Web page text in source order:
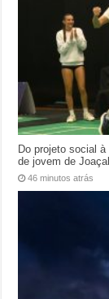
Do projeto social
de jovem de
46 minutos atrás